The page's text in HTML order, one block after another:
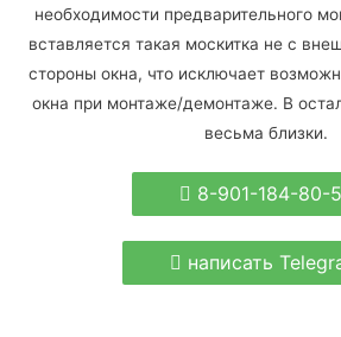
необходимости предварительного
вставляется такая москитка не с
стороны окна, что исключает
окна при монтаже/демонтаже. В
весьма близки.
8-901-184-80-
написать